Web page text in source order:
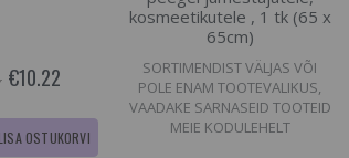
€10.22
LISA OSTUKORVI
kosmeetikutele , 1 tk (65 x
65cm)
SORTIMENDIST VÄLJAS VÕI
POLE ENAM TOOTEVALIKUS,
VAADAKE SARNASEID TOOTEID
MEIE KODULEHELT